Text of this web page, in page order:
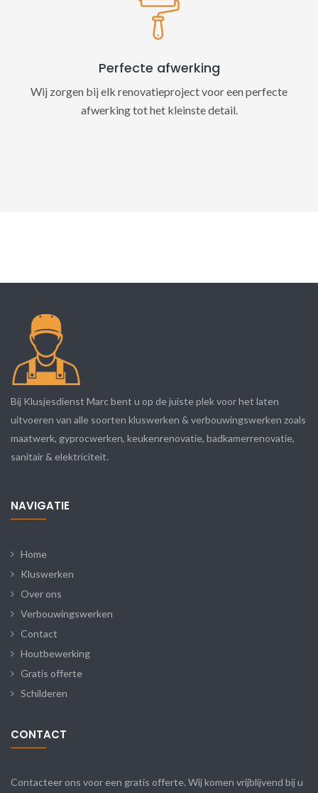
Perfecte afwerking
Wij zorgen bij elk renovatieproject voor een perfecte
afwerking tot het kleinste detail.
Bij Klusjesdienst Marc bent u op de juiste plek voor het laten
uitvoeren van alle soorten kluswerken & verbouwingswerken zoals
maatwerk, gyprocwerken, keukenrenovatie, badkamerrenovatie,
sanitair & elektriciteit.
NAVIGATIE
Home
Kluswerken
Over ons
Verbouwingswerken
Contact
Houtbewerking
Gratis offerte
Schilderen
CONTACT
Contacteer ons voor een gratis offerte. Wij komen vrijblijvend bij u